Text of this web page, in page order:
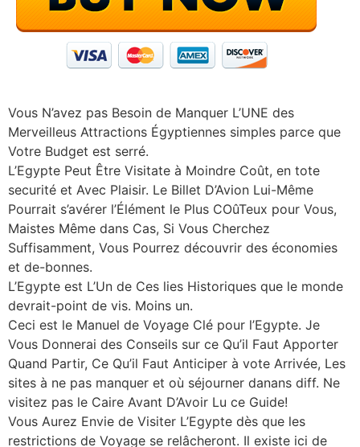
Vous N’avez pas Besoin de Manquer L’UNE des
Merveilleus Attractions Égyptiennes simples parce que
Votre Budget est serré.
L’Egypte Peut Être Visitate à Moindre Coût, en tote
securité et Avec Plaisir. Le Billet D’Avion Lui-Même
Pourrait s’avérer l’Élément le Plus COûTeux pour Vous,
Maistes Même dans Cas, Si Vous Cherchez
Suffisamment, Vous Pourrez découvrir des économies
et de-bonnes.
L’Egypte est L’Un de Ces lies Historiques que le monde
devrait-point de vis. Moins un.
Ceci est le Manuel de Voyage Clé pour l’Egypte. Je
Vous Donnerai des Conseils sur ce Qu’il Faut Apporter
Quand Partir, Ce Qu’il Faut Anticiper à vote Arrivée, Les
sites à ne pas manquer et où séjourner danans diff. Ne
visitez pas le Caire Avant D’Avoir Lu ce Guide!
Vous Aurez Envie de Visiter L’Egypte dès que les
restrictions de Voyage se relâcheront. Il existe ici de